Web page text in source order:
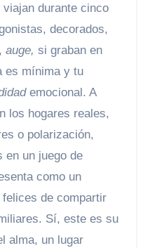
durante cinco
decorados,
auge, si graban en
es mínima y tu
emocional. A
los hogares reales,
o polarización,
en un juego de
como un
de compartir
Sí, este es su
alma, un lugar